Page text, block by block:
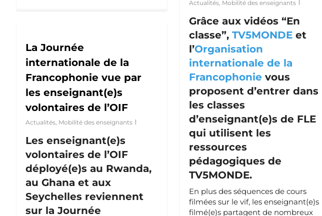
Actualités, Mobilité des enseignants
Grâce aux vidéos “En
classe”, TV5MONDEet
l’Organisation
internationale de la
Francophonie vous
proposent d’entrer dans
les classes
d’enseignant(e)s de FLE
qui utilisent les
ressources
pédagogiques de
TV5MONDE.
En plus des séquences de cours
filmées sur le vif, les enseignant(e)s
filmé(e)s partagent de nombreux
La Journée
internationale de la
Francophonie vue par
les enseignant(e)s
volontaires de l’OIF
Actualités, Mobilité des enseignants
Les enseignant(e)s
volontaires de l’OIF
déployé(e)s au Rwanda,
au Ghana et aux
Seychelles reviennent
sur la Journée